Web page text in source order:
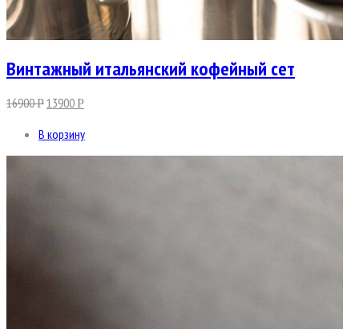
Винтажный итальянский кофейный сет
16900Р13900Р
В корзину